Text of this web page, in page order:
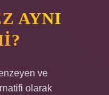
AYNI
ve
olarak